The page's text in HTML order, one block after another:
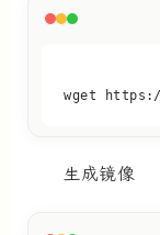
wget
生成镜像